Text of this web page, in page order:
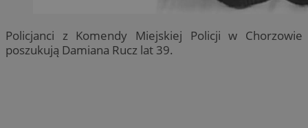
Policjanci z Komendy Miejskiej Policji w Chorzowie
poszukują Damiana Rucz lat 39.